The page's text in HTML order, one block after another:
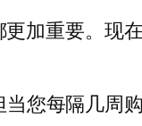
加重要。现
您每隔几周